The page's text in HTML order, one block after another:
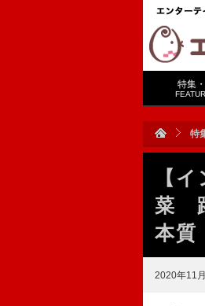
特集
特
【
菜
本質
2020年11